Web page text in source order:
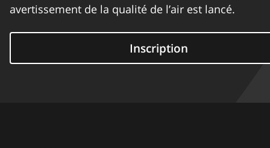
avertissement de la qualité de l’air est lancé.
Inscription